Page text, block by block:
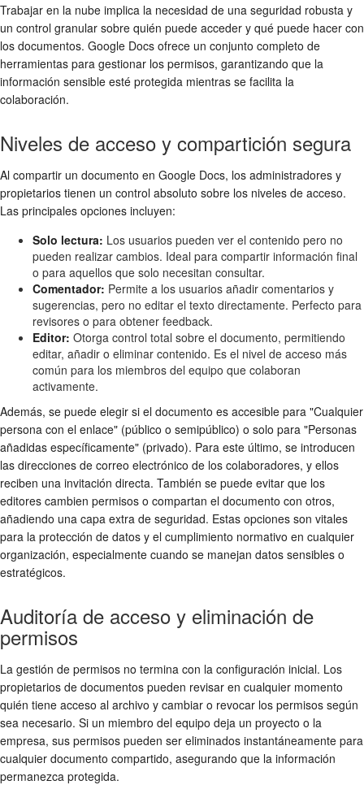
Trabajar en la nube implica la necesidad de una seguridad robusta y
un control granular sobre quién puede acceder y qué puede hacer con
los documentos. Google Docs ofrece un conjunto completo de
herramientas para gestionar los permisos, garantizando que la
información sensible esté protegida mientras se facilita la
colaboración.
Niveles de acceso y compartición segura
Al compartir un documento en Google Docs, los administradores y
propietarios tienen un control absoluto sobre los niveles de acceso.
Las principales opciones incluyen:
Solo lectura: Los usuarios pueden ver el contenido pero no
pueden realizar cambios. Ideal para compartir información final
o para aquellos que solo necesitan consultar.
Comentador: Permite a los usuarios añadir comentarios y
sugerencias, pero no editar el texto directamente. Perfecto para
revisores o para obtener feedback.
Editor: Otorga control total sobre el documento, permitiendo
editar, añadir o eliminar contenido. Es el nivel de acceso más
común para los miembros del equipo que colaboran
activamente.
Además, se puede elegir si el documento es accesible para "Cualquier
persona con el enlace" (público o semipúblico) o solo para "Personas
añadidas específicamente" (privado). Para este último, se introducen
las direcciones de correo electrónico de los colaboradores, y ellos
reciben una invitación directa. También se puede evitar que los
editores cambien permisos o compartan el documento con otros,
añadiendo una capa extra de seguridad. Estas opciones son vitales
para la protección de datos y el cumplimiento normativo en cualquier
organización, especialmente cuando se manejan datos sensibles o
estratégicos.
Auditoría de acceso y eliminación de
permisos
La gestión de permisos no termina con la configuración inicial. Los
propietarios de documentos pueden revisar en cualquier momento
quién tiene acceso al archivo y cambiar o revocar los permisos según
sea necesario. Si un miembro del equipo deja un proyecto o la
empresa, sus permisos pueden ser eliminados instantáneamente para
cualquier documento compartido, asegurando que la información
permanezca protegida.